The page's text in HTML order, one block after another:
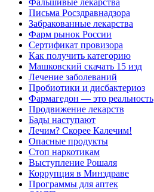
Письма Росздравнадзора
Забракованные лекарства
Фарм рынок России
Сертификат провизора
Как получить категорию
Машковский скачать 15 изд
Лечение заболеваний
Пробиотики и дисбактериоз
Фармагедон — это реальность
Продвижение лекарств
Бады наступают
Лечим? Скорее Калечим!
Опасные продукты
Стоп наркотикам
Выступление Рошаля
Коррупция в Минздраве
Программы для аптек